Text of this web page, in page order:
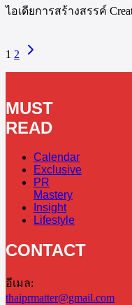
ไอเดียการสร้างสรรค์
1 2
MUST
READ
Calendar
Exclusive
PR
Mastery
Insight
Lifestyle
CONTACT
อีเมล:
thaiprmatter@gmail.com